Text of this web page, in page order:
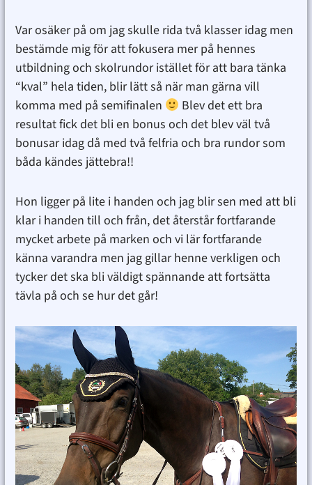
Var osäker på om jag skulle rida två klasser idag men
bestämde mig för att fokusera mer på hennes
utbildning och skolrundor istället för att bara tänka
“kval” hela tiden, blir lätt så när man gärna vill
komma med på semifinalen
Blev det ett bra
resultat fick det bli en bonus och det blev väl två
bonusar idag då med två felfria och bra rundor som
båda kändes jättebra!!
Hon ligger på lite i handen och jag blir sen med att bli
klar i handen till och från, det återstår fortfarande
mycket arbete på marken och vi lär fortfarande
känna varandra men jag gillar henne verkligen och
tycker det ska bli väldigt spännande att fortsätta
tävla på och se hur det går!